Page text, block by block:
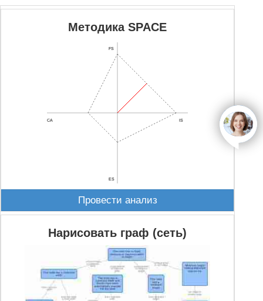
Методика SPACE
FS
CA
ES
IS
Провести анализ
Нарисовать граф (сеть)
open